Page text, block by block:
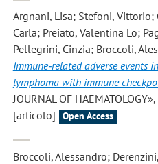
Argnani, Lisa; Stefoni, Vittorio;
Carla; Preiato, Valentina Lo;
Pellegrini, Cinzia; Broccoli,
Immune‐related adverse events
lymphoma with immune
JOURNAL OF
[articolo]
Open Access
Broccoli, Alessandro;